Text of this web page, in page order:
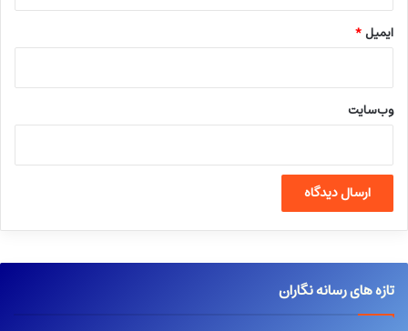
ایمیل*
وب‌سایت
تازه های رسانه نگاران